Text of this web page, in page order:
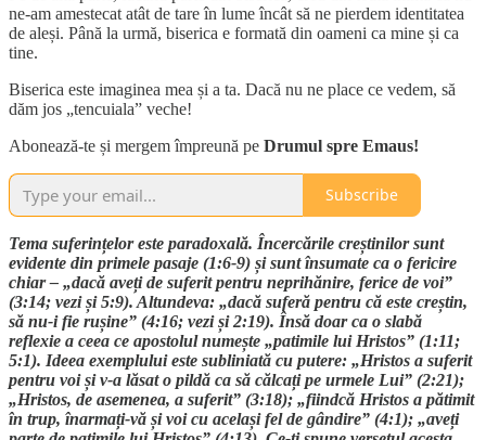
ne-am amestecat atât de tare în lume încât să ne pierdem identitatea
de aleși. Până la urmă, biserica e formată din oameni ca mine și ca
tine.
Biserica este imaginea mea și a ta. Dacă nu ne place ce vedem, să
dăm jos „tencuiala” veche!
Abonează-te și mergem împreună pe Drumul spre Emaus!
Subscribe
Tema suferințelor este paradoxală. Încercările creștinilor sunt
evidente din primele pasaje (1:6-9) și sunt însumate ca o fericire
chiar – „dacă aveți de suferit pentru neprihănire, ferice de voi”
(3:14; vezi și 5:9). Altundeva: „dacă suferă pentru că este creștin,
să nu-i fie rușine” (4:16; vezi și 2:19). Însă doar ca o slabă
reflexie a ceea ce apostolul numește „patimile lui Hristos” (1:11;
5:1). Ideea exemplului este subliniată cu putere: „Hristos a suferit
pentru voi și v-a lăsat o pildă ca să călcați pe urmele Lui” (2:21);
„Hristos, de asemenea, a suferit” (3:18); „fiindcă Hristos a pătimit
în trup, înarmați-vă și voi cu același fel de gândire” (4:1); „aveți